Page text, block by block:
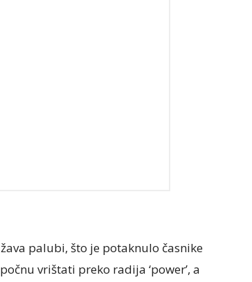
palubi, što je potaknulo časnike
vrištati preko radija ‘power’, a